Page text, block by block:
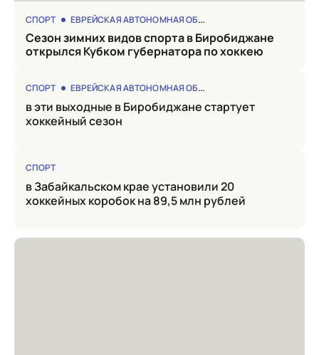
СПОРТ ЕВРЕЙСКАЯ АВТОНОМНАЯ ОБЛАСТЬ
Сезон зимних видов спорта в Биробиджане
открылся Кубком губернатора по хоккею
СПОРТ ЕВРЕЙСКАЯ АВТОНОМНАЯ ОБЛАСТЬ
в эти выходные в Биробиджане стартует
хоккейный сезон
СПОРТ
в Забайкальском крае установили 20
хоккейных коробок на 89,5 млн рублей